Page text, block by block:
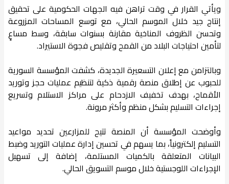
ويأتي القرار في وقت تراهن فيه الجهات الحكومية على تحقيق
إنتاج جيد خلال الموسم الحالي، مع توسع المساحات المزروعة
وتحسن الظروف المناخية مقارنة بسنوات سابقة، وسط مساعٍ
لتأمين احتياجات البلاد من القمح وتقليص فجوة الاستيراد.
وبالتزامن مع إعلان التسعيرة الجديدة، كشفت المؤسسة السورية
للحبوب عن إطلاق منصة رقمية ذكية لتنظيم عمليات حجز وتوريد
الأقماح، بهدف تخفيف الازدحام على مراكز الاستلام وتسريع
إجراءات التسليم بشكل منظم وأكثر مرونة.
وأوضحت المؤسسة أن المنصة تتيح للمزارعين تحديد مواعيد
التسليم إلكترونياً، بما يسهم في تحسين إدارة عمليات التوريد وضبط
البيانات المتعلقة بالكميات المستلمة، إضافة إلى تسهيل
الإجراءات اللوجستية خلال موسم التسويق الحالي.